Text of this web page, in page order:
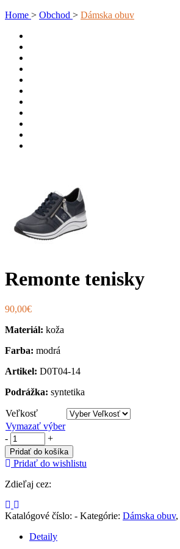
Home > Obchod > Dámska obuv
Remonte tenisky
90,00€
Materiál: koža
Farba: modrá
Artikel: D0T04-14
Podrážka: syntetika
Veľkosť
Vymazať výber
-
+
Pridať do košíka
Pridať do wishlistu
Zdieľaj cez:
Katalógové číslo: - Kategórie: Dámska obuv,
Detaily